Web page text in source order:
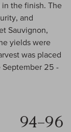
the finish. The
and
Sauvignon,
yields were
was placed
September 25 -
94–96